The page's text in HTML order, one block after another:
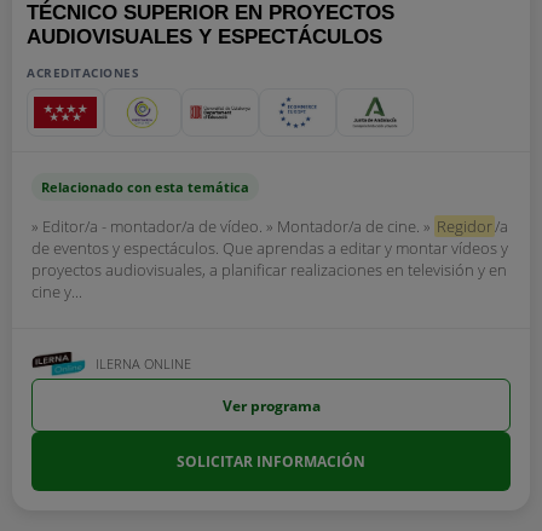
TÉCNICO SUPERIOR EN PROYECTOS
AUDIOVISUALES Y ESPECTÁCULOS
ACREDITACIONES
Relacionado con esta temática
» Editor/a - montador/a de vídeo. » Montador/a de cine. » Regidor/a
de eventos y espectáculos. Que aprendas a editar y montar vídeos y
proyectos audiovisuales, a planificar realizaciones en televisión y en
cine y...
ILERNA ONLINE
Ver programa
SOLICITAR INFORMACIÓN